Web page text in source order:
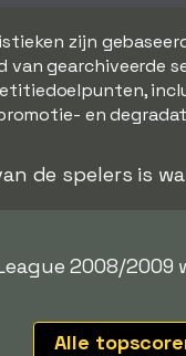
zijn
gearchiveerde
en
de spelers is
2008/2009
Alle